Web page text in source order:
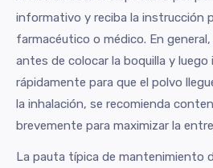
informativo y reciba la instrucción
farmacéutico o médico. En
antes de colocar la boquilla y
rápidamente para que el polvo
la inhalación, se recomienda
brevemente para maximizar la
La pauta típica de mantenimiento